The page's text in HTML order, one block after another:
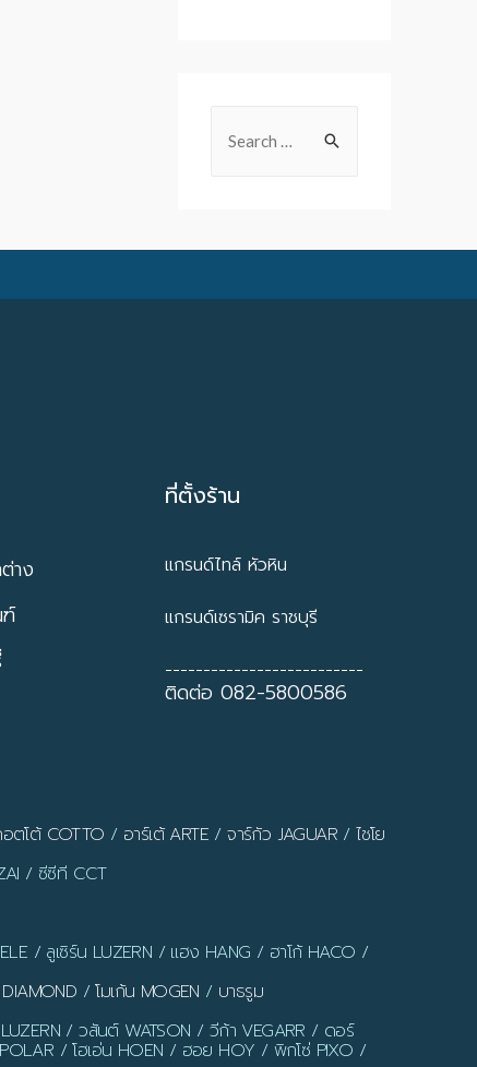
าง
ที่ตั้งร้าน
แกรนด์ไทล์ หัวหิน
แกรนด์เซรามิค ราชบุรี
--------------------------
ติดต่อ 082-5800586
ตโต้ COTTO / อาร์เต้ ARTE/จาร์กัว JAGUAR/ไชโย
/ ซีซีที CCT
/ ลูเซิร์น LUZERN / แฮง HANG / ฮาโก้ HACO /
/โมเก้น MOGEN / บาธรูม
/ วสันต์ WATSON / วีก้า VEGARR / ดอร์
/ โฮเอ่น HOEN / ฮอย HOY / พิกโซ่ PIXO /